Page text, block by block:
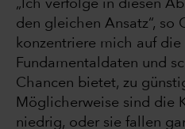
„Ich verfolge in diesen
den gleichen Ansatz“, so
konzentriere mich auf
Fundamentaldaten und
Chancen bietet, zu
Möglicherweise sind die
niedrig, oder sie fallen